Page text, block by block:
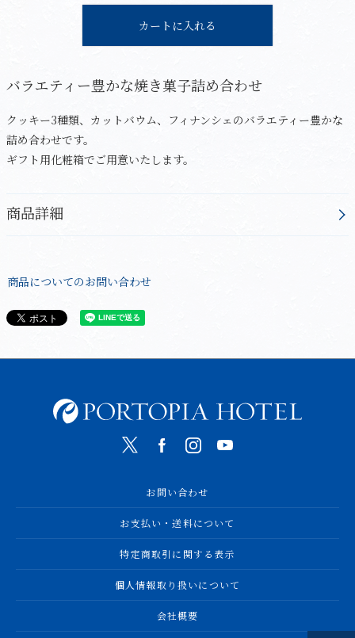
カートに入れる
バラエティー豊かな焼き菓子詰め合わせ
クッキー3種類、カットバウム、フィナンシェのバラエティー豊かな
詰め合わせです。
ギフト用化粧箱でご用意いたします。
商品詳細
商品についてのお問い合わせ
お問い合わせ
お支払い・送料について
特定商取引に関する表示
個人情報取り扱いについて
会社概要